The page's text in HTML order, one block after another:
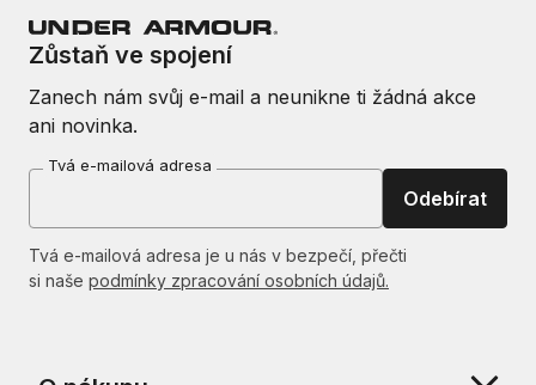
Zůstaň ve spojení
Zanech nám svůj e-mail a neunikne ti žádná akce
ani novinka.
Tvá e-mailová adresa
Odebírat
Tvá e-mailová adresa je u nás v bezpečí, přečti
si naše podmínky zpracování osobních údajů.